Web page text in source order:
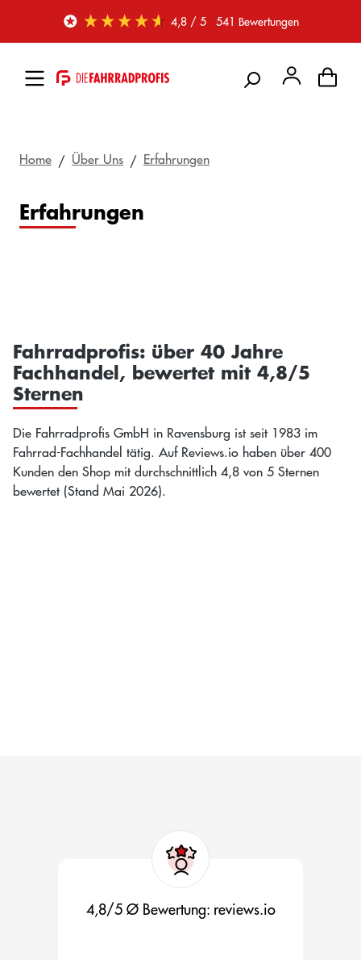
Zum Hauptinhalt springen 4,8/ 5 541 Bewertungen
Home Über Uns Erfahrungen
Erfahrungen
Fahrradprofis: über 40 Jahre
Fachhandel, bewertet mit 4,8/5
Sternen
Die Fahrradprofis GmbH in Ravensburg ist seit 1983 im
Fahrrad-Fachhandel tätig. Auf Reviews.io haben über 400
Kunden den Shop mit durchschnittlich 4,8 von 5 Sternen
bewertet (Stand Mai 2026).
4,8/5 Ø Bewertung: reviews.io